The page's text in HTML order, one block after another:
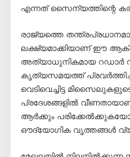
എന്നത് സൈന്യത്തിന്റെ
രാജ്യത്തെ
ലക്ഷ്യമാക്കിയാണ് ഈ
അത്യാധുനികമായ റഡാർ
കൃത്യസമയത്ത്
വെടിവെച്ചിട്ട
പ്രദേശങ്ങളിൽ
ആർക്കും പരിക്കേൽക്കുകയോ
ഔദ്യോഗിക വൃത്തങ്ങൾ